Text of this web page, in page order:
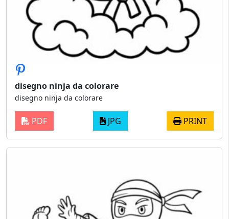
disegno ninja da colorare​
disegno ninja da colorare​
PDF JPG PRINT